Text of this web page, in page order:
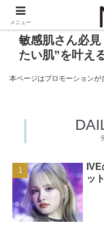
敏感肌さん必見
たい肌”を叶え
本ページはプロモーションが
ッ
メニュー